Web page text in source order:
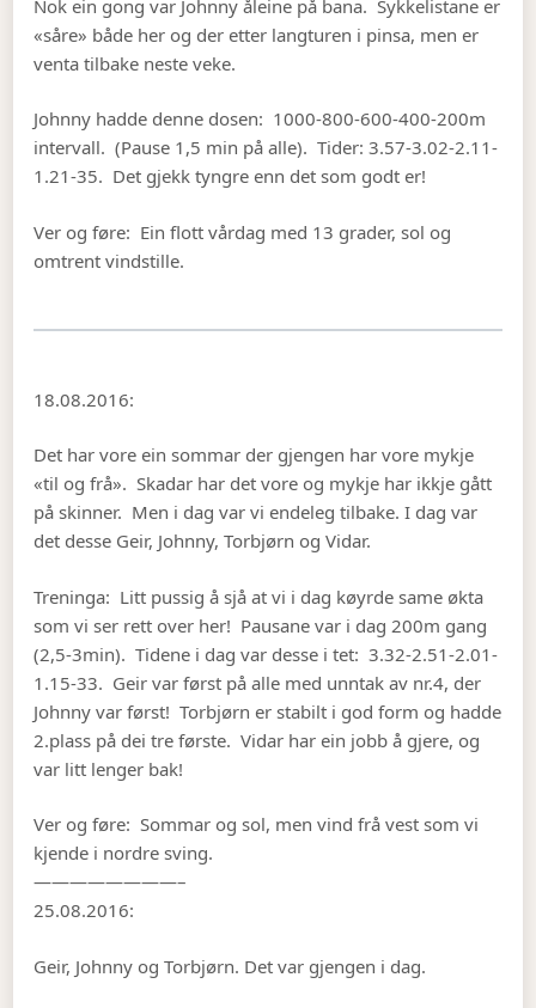
Nok ein gong var Johnny åleine på bana. Sykkelistane er
«såre» både her og der etter langturen i pinsa, men er
venta tilbake neste veke.
Johnny hadde denne dosen: 1000-800-600-400-200m
intervall. (Pause 1,5 min på alle). Tider: 3.57-3.02-2.11-
1.21-35. Det gjekk tyngre enn det som godt er!
Ver og føre: Ein flott vårdag med 13 grader, sol og
omtrent vindstille.
18.08.2016:
Det har vore ein sommar der gjengen har vore mykje
«til og frå». Skadar har det vore og mykje har ikkje gått
på skinner. Men i dag var vi endeleg tilbake. I dag var
det desse Geir, Johnny, Torbjørn og Vidar.
Treninga: Litt pussig å sjå at vi i dag køyrde same økta
som vi ser rett over her! Pausane var i dag 200m gang
(2,5-3min). Tidene i dag var desse i tet: 3.32-2.51-2.01-
1.15-33. Geir var først på alle med unntak av nr.4, der
Johnny var først! Torbjørn er stabilt i god form og hadde
2.plass på dei tre første. Vidar har ein jobb å gjere, og
var litt lenger bak!
Ver og føre: Sommar og sol, men vind frå vest som vi
kjende i nordre sving.
————————–
25.08.2016:
Geir, Johnny og Torbjørn. Det var gjengen i dag.